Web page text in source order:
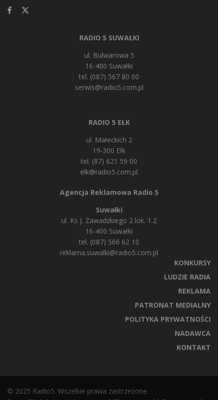
RADIO 5 SUWAŁKI
ul. Bulwarowa 5
16-400 Suwałki
tel. (087) 567 80 00
serwis@radio5.com.pl
RADIO 5 EŁK
ul. Małeckich 2
19-300 Ełk
tel. (87) 621 59 00
elk@radio5.com.pl
Agencja Reklamowa Radio 5
Suwałki
ul. Ks J. Zawadzkiego 2 lok. 1.2
16-400 Suwałki
tel. (087) 566 62 10
reklama.suwalki@radio5.com.pl
KONKURSY
LUDZIE RADIA
REKLAMA
PATRONAT MEDIALNY
POLITYKA PRYWATNOŚCI
NADAWCA
KONTAKT
© 2025 Radio5. Wszelkie prawa zastrzeżone.